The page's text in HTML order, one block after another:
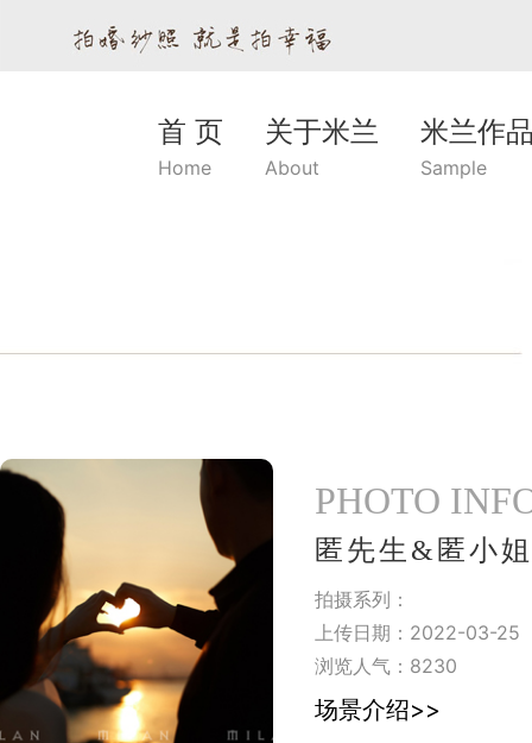
首 页
Home
关于米兰
About
米兰作
Sample
PHOTO
匿先生&匿小
拍摄系列：
上传日期：2022-03-25
浏览人气： 8230
场景介绍>>